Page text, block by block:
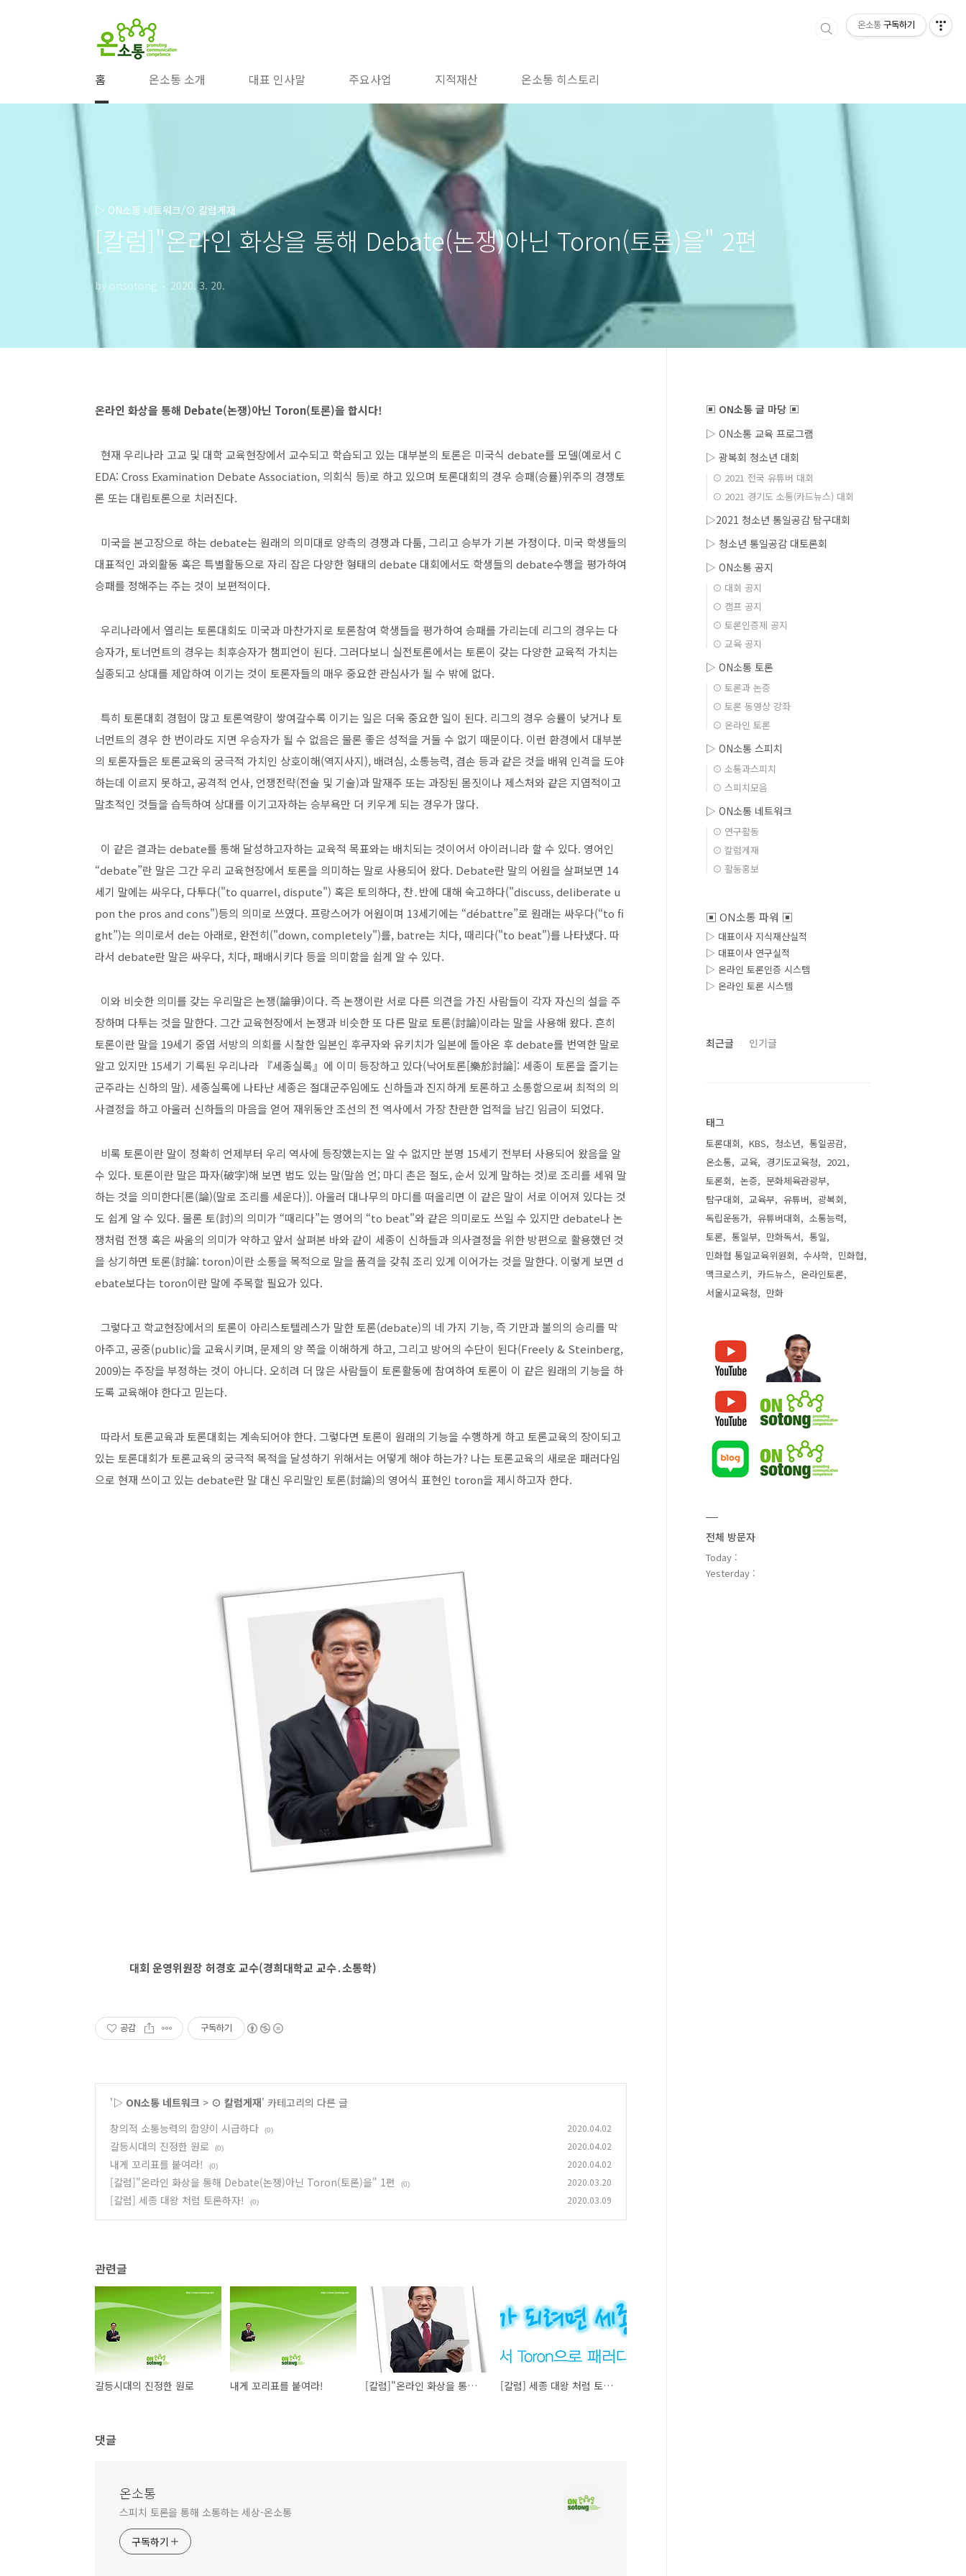
홈 온소통 소개 대표 인사말 주요사업 지적재산 온소통 히스토리
▷ ON소통 네트워크/⊙ 칼럼게재
[칼럼]"온라인 화상을 통해 Debate(논쟁)아닌 Toron(토론)을" 2편
by onsotong 2020. 3. 20.
온라인 화상을 통해 Debate(논쟁)아닌 Toron(토론)을 합시다!
현재 우리나라 고교 및 대학 교육현장에서 교수되고 학습되고 있는 대부분의 토론은 미국식 debate를 모델(예로서 C
EDA: Cross Examination Debate Association, 의회식 등)로 하고 있으며 토론대회의 경우 승패(승률)위주의 경쟁토
론 또는 대립토론으로 치러진다.
미국을 본고장으로 하는 debate는 원래의 의미대로 양측의 경쟁과 다툼, 그리고 승부가 기본 가정이다. 미국 학생들의
대표적인 과외활동 혹은 특별활동으로 자리 잡은 다양한 형태의 debate 대회에서도 학생들의 debate수행을 평가하여
승패를 정해주는 주는 것이 보편적이다.
우리나라에서 열리는 토론대회도 미국과 마찬가지로 토론참여 학생들을 평가하여 승패를 가리는데 리그의 경우는 다
승자가, 토너먼트의 경우는 최후승자가 챔피언이 된다. 그러다보니 실전토론에서는 토론이 갖는 다양한 교육적 가치는
실종되고 상대를 제압하여 이기는 것이 토론자들의 매우 중요한 관심사가 될 수 밖에 없다.
특히 토론대회 경험이 많고 토론역량이 쌓여갈수록 이기는 일은 더욱 중요한 일이 된다. 리그의 경우 승률이 낮거나 토
너먼트의 경우 한 번이라도 지면 우승자가 될 수 없음은 물론 좋은 성적을 거둘 수 없기 때문이다. 이런 환경에서 대부분
의 토론자들은 토론교육의 궁극적 가치인 상호이해(역지사지), 배려심, 소통능력, 겸손 등과 같은 것을 배워 인격을 도야
하는데 이르지 못하고, 공격적 언사, 언쟁전략(전술 및 기술)과 말재주 또는 과장된 몸짓이나 제스처와 같은 지엽적이고
말초적인 것들을 습득하여 상대를 이기고자하는 승부욕만 더 키우게 되는 경우가 많다.
이 같은 결과는 debate를 통해 달성하고자하는 교육적 목표와는 배치되는 것이어서 아이러니라 할 수 있다. 영어인
“debate”란 말은 그간 우리 교육현장에서 토론을 의미하는 말로 사용되어 왔다. Debate란 말의 어원을 살펴보면 14
세기 말에는 싸우다, 다투다("to quarrel, dispute") 혹은 토의하다, 찬․반에 대해 숙고하다("discuss, deliberate u
pon the pros and cons")등의 의미로 쓰였다. 프랑스어가 어원이며 13세기에는 “débattre”로 원래는 싸우다(“to fi
ght”)는 의미로서 de는 아래로, 완전히("down, completely")를, batre는 치다, 때리다("to beat")를 나타냈다. 따
라서 debate란 말은 싸우다, 치다, 패배시키다 등을 의미함을 쉽게 알 수 있다.
이와 비슷한 의미를 갖는 우리말은 논쟁(論爭)이다. 즉 논쟁이란 서로 다른 의견을 가진 사람들이 각자 자신의 설을 주
장하며 다투는 것을 말한다. 그간 교육현장에서 논쟁과 비슷한 또 다른 말로 토론(討論)이라는 말을 사용해 왔다. 흔히
토론이란 말을 19세기 중엽 서방의 의회를 시찰한 일본인 후쿠자와 유키치가 일본에 돌아온 후 debate를 번역한 말로
알고 있지만 15세기 기록된 우리나라 『세종실록』에 이미 등장하고 있다(낙어토론[樂於討論]: 세종이 토론을 즐기는
군주라는 신하의 말). 세종실록에 나타난 세종은 절대군주임에도 신하들과 진지하게 토론하고 소통함으로써 최적의 의
사결정을 하고 아울러 신하들의 마음을 얻어 재위동안 조선의 전 역사에서 가장 찬란한 업적을 남긴 임금이 되었다.
비록 토론이란 말이 정확히 언제부터 우리 역사에 등장했는지는 알 수 없지만 분명 15세기 전부터 사용되어 왔음을 알
수 있다. 토론이란 말은 파자(破字)해 보면 법도 있는 말(말씀 언; 마디 촌은 절도, 순서 있게 말하는 것)로 조리를 세워 말
하는 것을 의미한다[론(論)(말로 조리를 세운다)]. 아울러 대나무의 마디를 떠올리면 이 같은 말이 서로 이어져 있다는 것
도 쉽게 알 수 있다. 물론 토(討)의 의미가 “때리다”는 영어의 “to beat"와 같은 의미로도 쓰일 수 있지만 debate나 논
쟁처럼 전쟁 혹은 싸움의 의미가 약하고 앞서 살펴본 바와 같이 세종이 신하들과 의사결정을 위한 방편으로 활용했던 것
을 상기하면 토론(討論: toron)이란 소통을 목적으로 말을 품격을 갖춰 조리 있게 이어가는 것을 말한다. 이렇게 보면 d
ebate보다는 toron이란 말에 주목할 필요가 있다.
그렇다고 학교현장에서의 토론이 아리스토텔레스가 말한 토론(debate)의 네 가지 기능, 즉 기만과 불의의 승리를 막
아주고, 공중(public)을 교육시키며, 문제의 양 쪽을 이해하게 하고, 그리고 방어의 수단이 된다(Freely & Steinberg,
2009)는 주장을 부정하는 것이 아니다. 오히려 더 많은 사람들이 토론활동에 참여하여 토론이 이 같은 원래의 기능을 하
도록 교육해야 한다고 믿는다.
따라서 토론교육과 토론대회는 계속되어야 한다. 그렇다면 토론이 원래의 기능을 수행하게 하고 토론교육의 장이되고
있는 토론대회가 토론교육의 궁극적 목적을 달성하기 위해서는 어떻게 해야 하는가? 나는 토론교육의 새로운 패러다임
으로 현재 쓰이고 있는 debate란 말 대신 우리말인 토론(討論)의 영어식 표현인 toron을 제시하고자 한다.
대회 운영위원장 허경호 교수(경희대학교 교수․소통학)
공감 구독하기
'▷ ON소통 네트워크 > ⊙ 칼럼게재' 카테고리의 다른 글
창의적 소통능력의 함양이 시급하다
(0) 2020.04.02
갈등시대의 진정한 원로 (0) 2020.04.02
내게 꼬리표를 붙여라! (0) 2020.04.02
[칼럼]"온라인 화상을 통해 Debate(논쟁)아닌 Toron(토론)을" 1편 (0) 2020.03.20
[칼럼] 세종 대왕 처럼 토론하자! (0) 2020.03.09
관련글
갈등시대의 진정한 원로 내게 꼬리표를 붙여라! [칼럼]"온라인 화상을 통해 Debate(논쟁)아닌 Toron(토론)을" 1편 [칼럼] 세종 대왕 처럼 토론하자!
댓글
온소통
스피치 토론을 통해 소통하는 세상-온소통
구독하기
▣ ON소통 글 마당 ▣
▷ ON소통 교육 프로그램
▷ 광복회 청소년 대회
⊙ 2021 전국 유튜버 대회
⊙ 2021 경기도 소통(카드뉴스) 대회
▷2021 청소년 통일공감 탐구대회
▷ 청소년 통일공감 대토론회
▷ ON소통 공지
⊙ 대회 공지
⊙ 캠프 공지
⊙ 토론인증제 공지
⊙ 교육 공지
▷ ON소통 토론
⊙ 토론과 논증
⊙ 토론 동영상 강좌
⊙ 온라인 토론
▷ ON소통 스피치
⊙ 소통과스피치
⊙ 스피치모음
▷ ON소통 네트워크
⊙ 연구활동
⊙ 칼럼게재
⊙ 활동홍보
▣ ON소통 파워 ▣
▷ 대표이사 지식재산실적
▷ 대표이사 연구실적
▷ 온라인 토론인증 시스템
▷ 온라인 토론 시스템
최근글 인기글
태그
토론대회 KBS 청소년
통일공감
온소통
교육 경기도교육청
2021
토론회
논증
문화체육관광부
탐구대회
교육부 유튜버
광복회
독립운동가
유튜버대회
소통능력
토론
통일부 만화독서
통일
민화협 통일교육위원회
수사학
민화협
맥크로스키
카드뉴스
온라인토론
서울시교육청
만화
전체 방문자
Today :
Yesterday :
온소통 구독하기